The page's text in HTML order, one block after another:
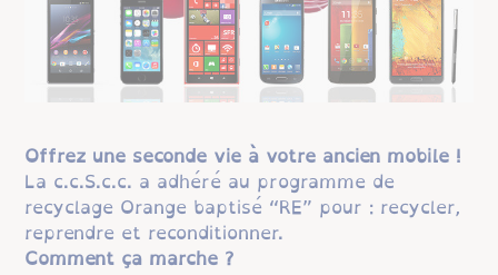
Offrez une seconde vie à votre ancien mobile !
La c.c.S.c.c. a adhéré au programme de
recyclage Orange baptisé “RE” pour : recycler,
reprendre et reconditionner.
Comment ça marche ?